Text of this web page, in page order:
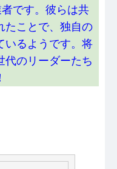
です。彼らは共
たことで、独自の
いるようです。将
代のリーダーたち